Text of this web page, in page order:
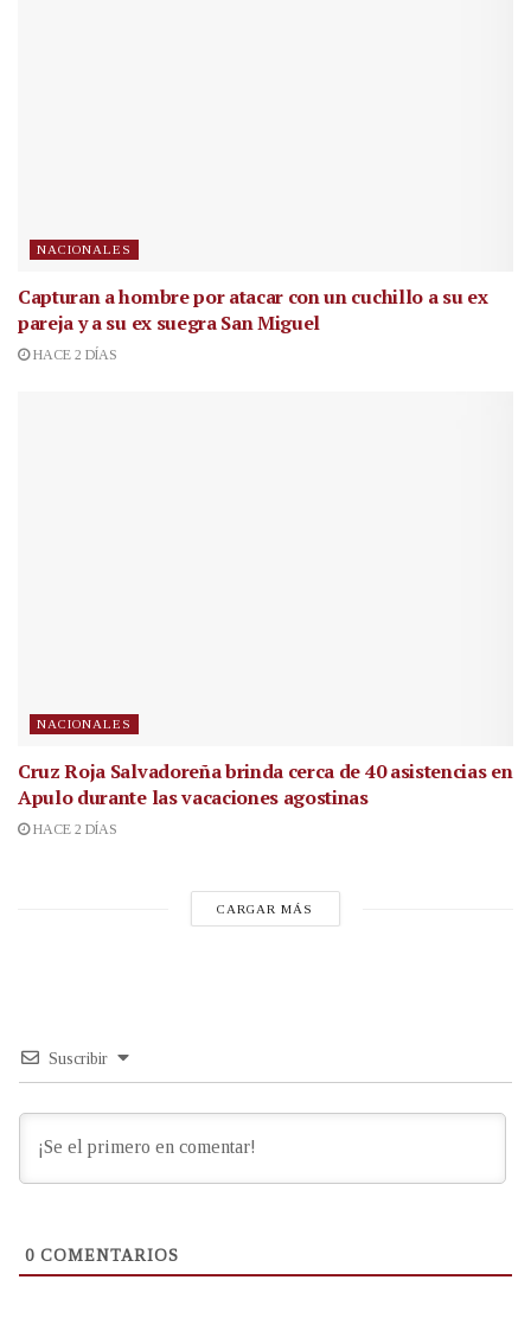
NACIONALES
Capturan a hombre por atacar con un cuchillo a su ex
pareja y a su ex suegra San Miguel
HACE 2 DÍAS
NACIONALES
Cruz Roja Salvadoreña brinda cerca de 40 asistencias en
Apulo durante las vacaciones agostinas
HACE 2 DÍAS
CARGAR MÁS
Suscribir
0 COMENTARIOS